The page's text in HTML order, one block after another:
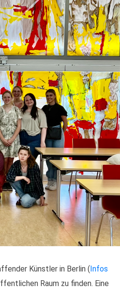
Künstler in Berlin (Infos
Raum zu finden. Eine